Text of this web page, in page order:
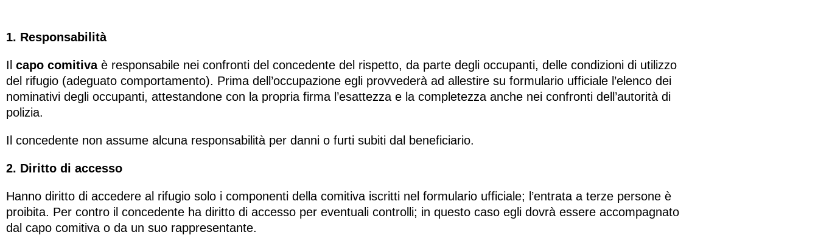
1. Responsabilità
Il capo comitivaè responsabile nei confronti del concedente del rispetto, da parte degli occupanti, delle condizioni di utilizzo
del rifugio (adeguato comportamento). Prima dell’occupazione egli provvederà ad allestire su formulario ufficiale l’elenco dei
nominativi degli occupanti, attestandone con la propria firma l’esattezza e la completezza anche nei confronti dell’autorità di
polizia.
Il concedente non assume alcuna responsabilità per danni o furti subiti dal beneficiario.
2. Diritto di accesso
Hanno diritto di accedere al rifugio solo i componenti della comitiva iscritti nel formulario ufficiale; l’entrata a terze persone è
proibita. Per contro il concedente ha diritto di accesso per eventuali controlli; in questo caso egli dovrà essere accompagnato
dal capo comitiva o da un suo rappresentante.